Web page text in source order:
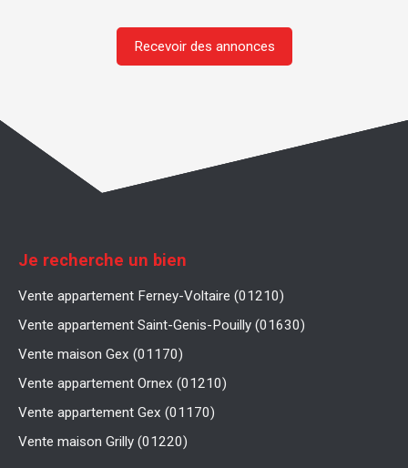
Recevoir des annonces
Je recherche un bien
Vente appartement Ferney-Voltaire (01210)
Vente appartement Saint-Genis-Pouilly (01630)
Vente maison Gex (01170)
Vente appartement Ornex (01210)
Vente appartement Gex (01170)
Vente maison Grilly (01220)